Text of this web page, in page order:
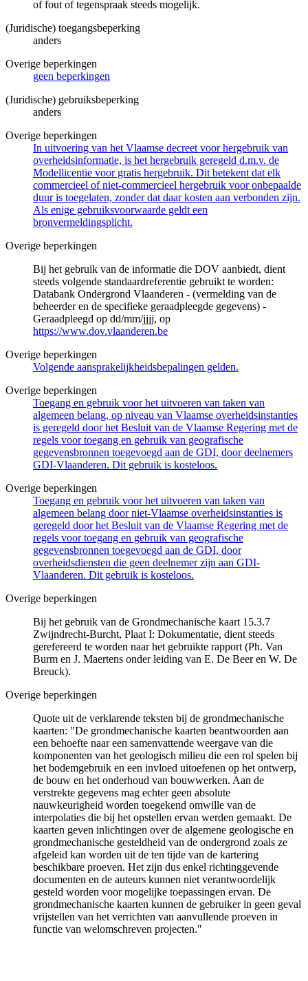
of fout of tegenspraak steeds mogelijk.
(Juridische) toegangsbeperking
anders
Overige beperkingen
geen beperkingen
(Juridische) gebruiksbeperking
anders
Overige beperkingen
In uitvoering van het Vlaamse decreet voor hergebruik van
overheidsinformatie, is het hergebruik geregeld d.m.v. de
Modellicentie voor gratis hergebruik. Dit betekent dat elk
commercieel of niet-commercieel hergebruik voor onbepaalde
duur is toegelaten, zonder dat daar kosten aan verbonden zijn.
Als enige gebruiksvoorwaarde geldt een
bronvermeldingsplicht.
Overige beperkingen
Bij het gebruik van de informatie die DOV aanbiedt, dient
steeds volgende standaardreferentie gebruikt te worden:
Databank Ondergrond Vlaanderen - (vermelding van de
beheerder en de specifieke geraadpleegde gegevens) -
Geraadpleegd op dd/mm/jjjj, op
https://www.dov.vlaanderen.be
Overige beperkingen
Volgende aansprakelijkheidsbepalingen gelden.
Overige beperkingen
Toegang en gebruik voor het uitvoeren van taken van
algemeen belang, op niveau van Vlaamse overheidsinstanties
is geregeld door het Besluit van de Vlaamse Regering met de
regels voor toegang en gebruik van geografische
gegevensbronnen toegevoegd aan de GDI, door deelnemers
GDI-Vlaanderen. Dit gebruik is kosteloos.
Overige beperkingen
Toegang en gebruik voor het uitvoeren van taken van
algemeen belang door niet-Vlaamse overheidsinstanties is
geregeld door het Besluit van de Vlaamse Regering met de
regels voor toegang en gebruik van geografische
gegevensbronnen toegevoegd aan de GDI, door
overheidsdiensten die geen deelnemer zijn aan GDI-
Vlaanderen. Dit gebruik is kosteloos.
Overige beperkingen
Bij het gebruik van de Grondmechanische kaart 15.3.7
Zwijndrecht-Burcht, Plaat I: Dokumentatie, dient steeds
gerefereerd te worden naar het gebruikte rapport (Ph. Van
Burm en J. Maertens onder leiding van E. De Beer en W. De
Breuck).
Overige beperkingen
Quote uit de verklarende teksten bij de grondmechanische
kaarten: "De grondmechanische kaarten beantwoorden aan
een behoefte naar een samenvattende weergave van die
komponenten van het geologisch milieu die een rol spelen bij
het bodemgebruik en een invloed uitoefenen op het ontwerp,
de bouw en het onderhoud van bouwwerken. Aan de
verstrekte gegevens mag echter geen absolute
nauwkeurigheid worden toegekend omwille van de
interpolaties die bij het opstellen ervan werden gemaakt. De
kaarten geven inlichtingen over de algemene geologische en
grondmechanische gesteldheid van de ondergrond zoals ze
afgeleid kan worden uit de ten tijde van de kartering
beschikbare proeven. Het zijn dus enkel richtinggevende
documenten en de auteurs kunnen niet verantwoordelijk
gesteld worden voor mogelijke toepassingen ervan. De
grondmechanische kaarten kunnen de gebruiker in geen geval
vrijstellen van het verrichten van aanvullende proeven in
functie van welomschreven projecten."